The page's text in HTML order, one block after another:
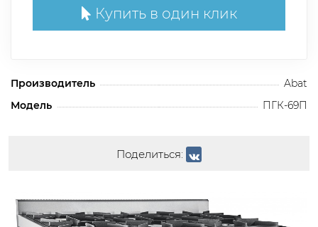
Купить в один клик
Производитель
Abat
Модель
ПГК-69П
Поделиться: